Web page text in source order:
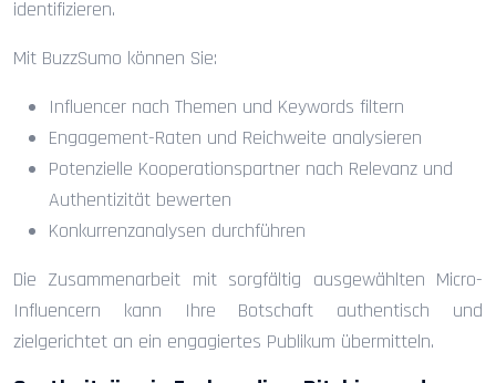
identifizieren.
Mit BuzzSumo können Sie:
Influencer nach Themen und Keywords filtern
Engagement-Raten und Reichweite analysieren
Potenzielle Kooperationspartner nach Relevanz und
Authentizität bewerten
Konkurrenzanalysen durchführen
Die Zusammenarbeit mit sorgfältig ausgewählten Micro-
Influencern kann Ihre Botschaft authentisch und
zielgerichtet an ein engagiertes Publikum übermitteln.